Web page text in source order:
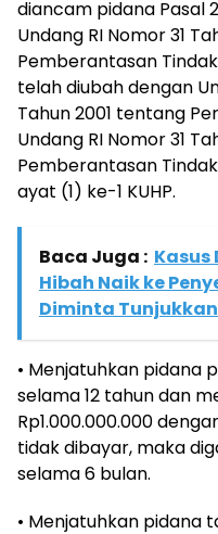
diancam pidana Pasal
Undang RI Nomor 31
Pemberantasan
telah diubah dengan
Tahun 2001 tentang
Undang RI Nomor 31
Pemberantasan
ayat (1) ke-1 KUHP.
Baca Juga : Kasus
Hibah Naik ke
Diminta
• Menjatuhkan pidana
selama 12 tahun dan
Rp1.000.000.000
tidak dibayar, maka
selama 6 bulan.
• Menjatuhkan pidana